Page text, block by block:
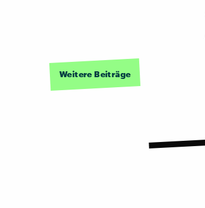
Weitere Beiträge